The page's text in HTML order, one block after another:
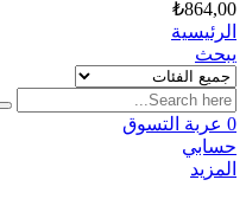
₺864,00
الرئيسية
يبحث
0 عربة التسوق
حسابي
المزيد